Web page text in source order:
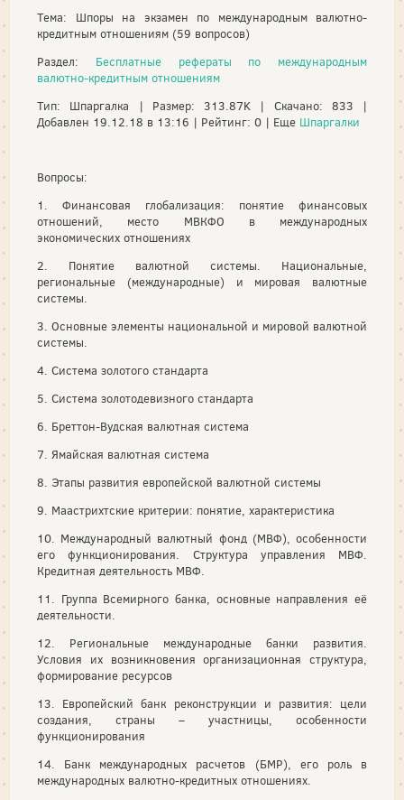
Тема: Шпоры на экзамен по международным валютно-
кредитным отношениям (59 вопросов)
Раздел: Бесплатные рефераты по международным
валютно-кредитным отношениям
Тип: Шпаргалка | Размер: 313.87K | Скачано: 833 |
Добавлен 19.12.18 в 13:16 | Рейтинг: 0 | Еще Шпаргалки
Вопросы:
1. Финансовая глобализация: понятие финансовых
отношений, место МВКФО в международных
экономических отношениях
2. Понятие валютной системы. Национальные,
региональные (международные) и мировая валютные
системы.
3. Основные элементы национальной и мировой валютной
системы.
4. Система золотого стандарта
5. Система золотодевизного стандарта
6. Бреттон-Вудская валютная система
7. Ямайская валютная система
8. Этапы развития европейской валютной системы
9. Маастрихтские критерии: понятие, характеристика
10. Международный валютный фонд (МВФ), особенности
его функционирования. Структура управления МВФ.
Кредитная деятельность МВФ.
11. Группа Всемирного банка, основные направления её
деятельности.
12. Региональные международные банки развития.
Условия их возникновения организационная структура,
формирование ресурсов
13. Европейский банк реконструкции и развития: цели
создания, страны – участницы, особенности
функционирования
14. Банк международных расчетов (БМР), его роль в
международных валютно-кредитных отношениях.